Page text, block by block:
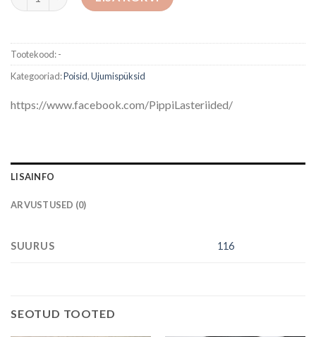
Tootekood:-
Kategooriad:Poisid,Ujumispüksid
https://www.facebook.com/PippiLasteriided/
LISAINFO
ARVUSTUSED (0)
SUURUS 116
SEOTUD TOOTED